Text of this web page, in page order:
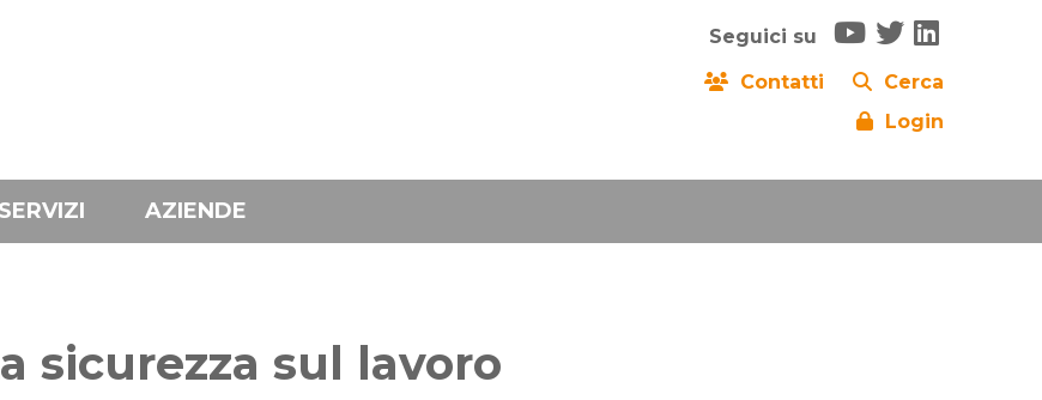
Seguici su
Contatti
Cerca
Login
SERVIZI AZIENDE
sicurezza sul lavoro